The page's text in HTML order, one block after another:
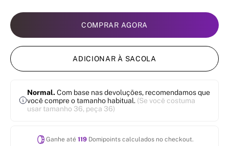
COMPRAR AGORA
ADICIONAR À SACOLA
Normal. Com base nas devoluções, recomendamos que
você compre o tamanho habitual. (Se você costuma
usar tamanho 36, peça 36)
Ganhe até 119Domipoints calculados no checkout.